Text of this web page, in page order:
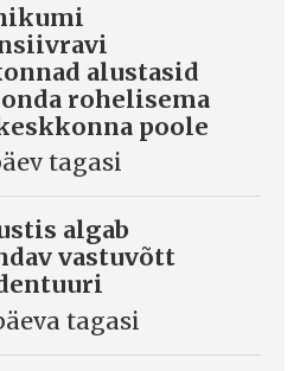
alustasid
rohelisema
poole
tagasi
algab
vastuvõtt
tagasi